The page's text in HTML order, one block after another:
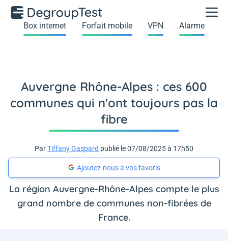
Box internet Forfait mobile VPN Alarme
Auvergne Rhône-Alpes : ces 600
communes qui n'ont toujours pas la
fibre
ParTiffany Gaspard publié le 07/08/2025 à 17h50
Ajoutez-nous à vos favoris
La région Auvergne-Rhône-Alpes compte le plus
grand nombre de communes non-fibrées de
France.